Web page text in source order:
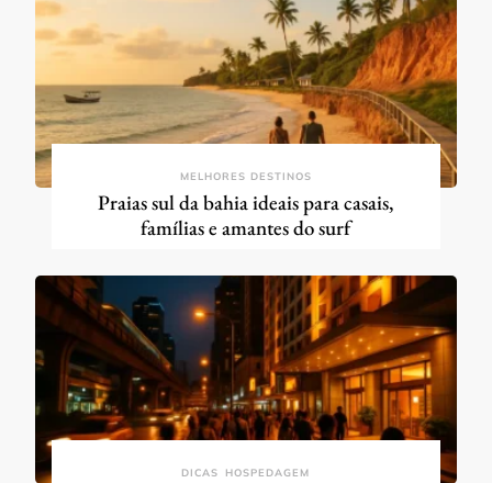
MELHORES DESTINOS
Praias sul da bahia ideais para casais,
famílias e amantes do surf
DICAS HOSPEDAGEM